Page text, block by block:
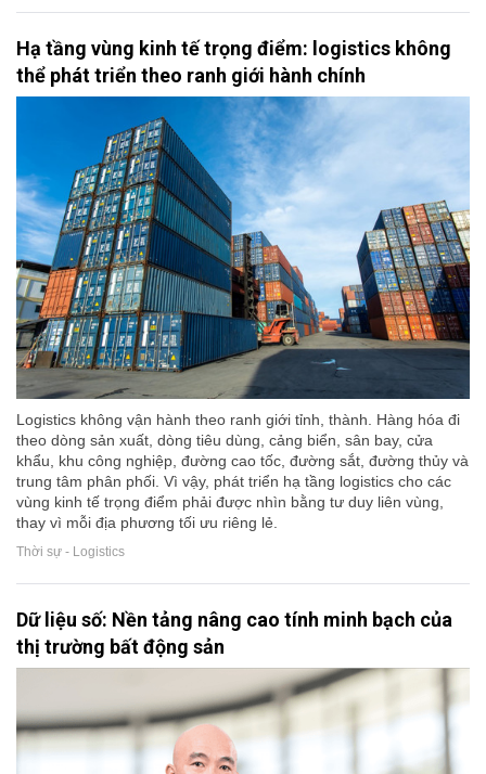
Hạ tầng vùng kinh tế trọng điểm: logistics không
thể phát triển theo ranh giới hành chính
Logistics không vận hành theo ranh giới tỉnh, thành. Hàng hóa đi
theo dòng sản xuất, dòng tiêu dùng, cảng biển, sân bay, cửa
khẩu, khu công nghiệp, đường cao tốc, đường sắt, đường thủy và
trung tâm phân phối. Vì vậy, phát triển hạ tầng logistics cho các
vùng kinh tế trọng điểm phải được nhìn bằng tư duy liên vùng,
thay vì mỗi địa phương tối ưu riêng lẻ.
Thời sự - Logistics
Dữ liệu số: Nền tảng nâng cao tính minh bạch của
thị trường bất động sản